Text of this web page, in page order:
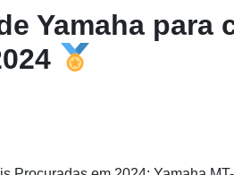
Yamaha para